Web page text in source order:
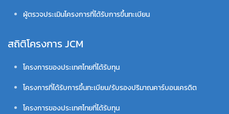
ผู้ตรวจประเมินโครงการที่ได้รับการขึ้นทะเบียน
สถิติโครงการ JCM
โครงการของประเทศไทยที่ได้รับทุน
โครงการที่ได้รับการขึ้นทะเบียน/รับรองปริมาณคาร์บอนเครดิต
โครงการของประเทศไทยที่ได้รับทุน